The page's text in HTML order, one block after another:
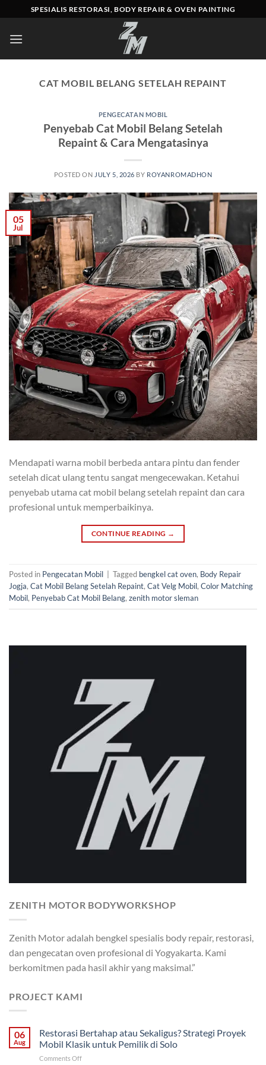
to
content
SPESIALIS RESTORASI, BODY REPAIR & OVEN PAINTING
CAT MOBIL BELANG SETELAH REPAINT
PENGECATAN MOBIL
Penyebab Cat Mobil Belang Setelah
Repaint & Cara Mengatasinya
POSTED ON JULY 5, 2026 BY ROYANROMADHON
05
Jul
Mendapati warna mobil berbeda antara pintu dan fender
setelah dicat ulang tentu sangat mengecewakan. Ketahui
penyebab utama cat mobil belang setelah repaint dan cara
profesional untuk memperbaikinya.
CONTINUE READING →
Posted in Pengecatan Mobil Tagged bengkel cat oven, Body Repair
Jogja, Cat Mobil Belang Setelah Repaint, Cat Velg Mobil, Color Matching
Mobil, Penyebab Cat Mobil Belang, zenith motor sleman
ZENITH MOTOR BODYWORKSHOP
Zenith Motor adalah bengkel spesialis body repair, restorasi,
dan pengecatan oven profesional di Yogyakarta. Kami
berkomitmen pada hasil akhir yang maksimal.”
PROJECT KAMI
06
Aug
Restorasi Bertahap atau Sekaligus? Strategi Proyek
Mobil Klasik untuk Pemilik di Solo
Comments Offon